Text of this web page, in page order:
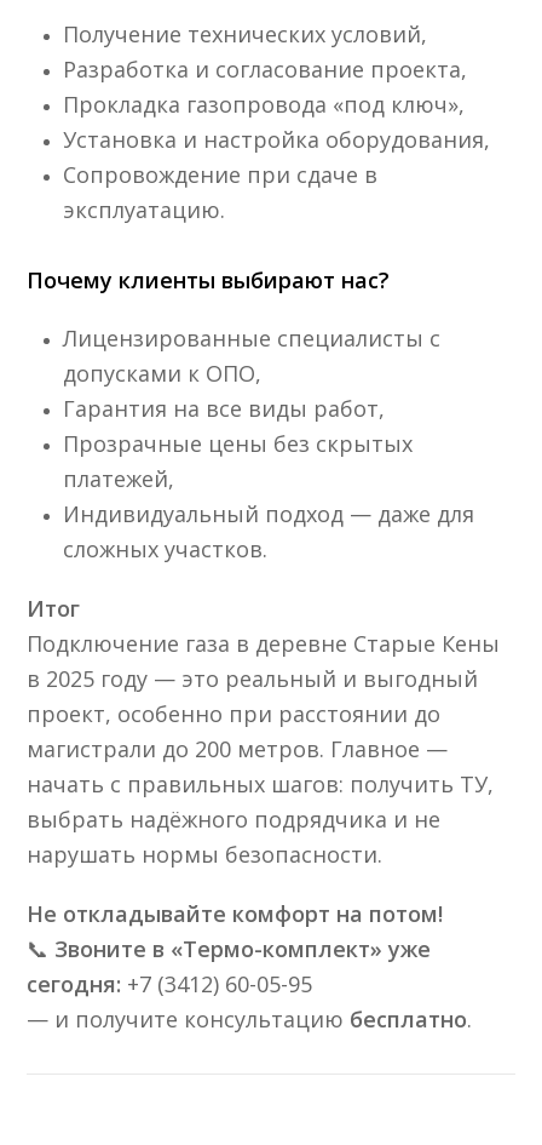
Получение технических условий,
Разработка и согласование проекта,
Прокладка газопровода «под ключ»,
Установка и настройка оборудования,
Сопровождение при сдаче в
эксплуатацию.
Почему клиенты выбирают нас?
Лицензированные специалисты с
допусками к ОПО,
Гарантия на все виды работ,
Прозрачные цены без скрытых
платежей,
Индивидуальный подход — даже для
сложных участков.
Итог
Подключение газа в деревне Старые Кены
в 2025 году — это реальный и выгодный
проект, особенно при расстоянии до
магистрали до 200 метров. Главное —
начать с правильных шагов: получить ТУ,
выбрать надёжного подрядчика и не
нарушать нормы безопасности.
Не откладывайте комфорт на потом!
📞 Звоните в «Термо-комплект» уже
сегодня: +7 (3412) 60-05-95
— и получите консультацию бесплатно.